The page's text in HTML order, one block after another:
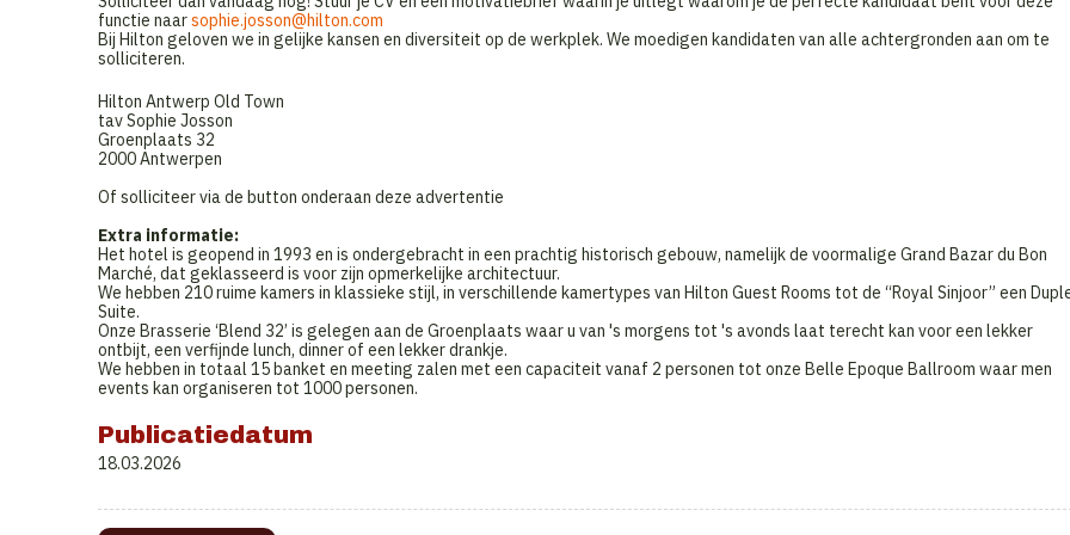
functie naarsophie.josson@hilton.com
Bij Hilton geloven we in gelijke kansen en diversiteit op de werkplek. We moedigen kandidaten van alle achtergronden aan om te
solliciteren.
Hilton Antwerp Old Town
tav Sophie Josson
Groenplaats 32
2000 Antwerpen
Of solliciteer via de button onderaan deze advertentie
Extra informatie:
Het hotel is geopend in 1993 en is ondergebracht in een prachtig historisch gebouw, namelijk de voormalige Grand Bazar du Bon
Marché, dat geklasseerd is voor zijn opmerkelijke architectuur.
We hebben 210 ruime kamers in klassieke stijl, in verschillende kamertypes van Hilton Guest Rooms tot de “Royal Sinjoor” een
Suite.
Onze Brasserie ‘Blend 32’ is gelegen aan de Groenplaats waar u van 's morgens tot 's avonds laat terecht kan voor een lekker
ontbijt, een verfijnde lunch, dinner of een lekker drankje.
We hebben in totaal 15 banket en meeting zalen met een capaciteit vanaf 2 personen tot onze Belle Epoque Ballroom waar men
events kan organiseren tot 1000 personen.
Publicatiedatum
18.03.2026